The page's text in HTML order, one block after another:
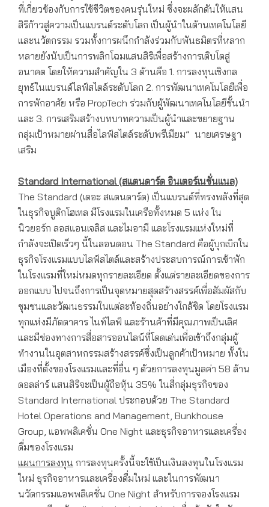
ที่เกี่ยวข้องกับการใช้ชีวิตของคนรุ่นใหม่ ซึ่งจะผลักดันให้แสน
สิริก้าวสู่ความเป็นแบรนด์ระดับโลก เป็นผู้นำในด้านเทคโนโลยี
และนวัตกรรม รวมทั้งการผนึกกำลังร่วมกับพันธมิตรที่หลาก
หลายยังนับเป็นการพลิกโฉมแสนสิริเพื่อสร้างการเติบโตสู่
อนาคต โดยให้ความสำคัญใน 3 ด้านคือ 1. การลงทุนเชิงกล
ยุทธ์ในแบรนด์ไลฟ์สไตล์ระดับโลก 2. การพัฒนาเทคโนโลยีเพื่อ
การพักอาศัย หรือ PropTech ร่วมกับผู้พัฒนาเทคโนโลยีชั้นนำ
และ 3. การเสริมสร้างบทบาทความเป็นผู้นำและขยายฐาน
กลุ่มเป้าหมายผ่านสื่อไลฟ์สไตล์ระดับพรีเมียม” นายเศรษฐา
เสริม
Standard International (สแตนดาร์ด อินเตอร์เนชั่นแนล)
The Standard (เดอะ สแตนดาร์ด) เป็นแบรนด์ที่ทรงพลังที่สุด
ในธุรกิจบูติกโฮเทล มีโรงแรมในเครือทั้งหมด 5 แห่ง ใน
นิวยอร์ก ลอสแอนเจลิส และไมอามี และโรงแรมแห่งใหม่ที่
กำลังจะเปิดเร็วๆ นี้ในลอนดอน The Standard คือผู้บุกเบิกใน
ธุรกิจโรงแรมแบบไลฟ์สไตล์และสร้างประสบการณ์การเข้าพัก
ในโรงแรมที่ใหม่หมดทุกรายละเอียด ตั้งแต่รายละเอียดของการ
ออกแบบ ไปจนถึงการเป็นจุดหมายสุดสร้างสรรค์เพื่อสัมผัสกับ
ชุมชนและวัฒนธรรมในแต่ละท้องถิ่นอย่างใกล้ชิด โดยโรงแรม
ทุกแห่งมีภัตตาคาร ไนท์ไลฟ์ และร้านค้าที่มีคุณภาพเป็นเลิศ
และมีช่องทางการสื่อสารออนไลน์ที่โดดเด่นเพื่อเข้าถึงกลุ่มผู้
ทำงานในอุตสาหกรรมสร้างสรรค์ซึ่งเป็นลูกค้าเป้าหมาย ทั้งใน
เมืองที่ตั้งของโรงแรมและที่อื่น ๆ ด้วยการลงทุนมูลค่า 58 ล้าน
ดอลล่าร์ แสนสิริจะเป็นผู้ถือหุ้น 35% ในสี่กลุ่มธุรกิจของ
Standard International ประกอบด้วย The Standard
Hotel Operations and Management, Bunkhouse
Group, แอพพลิเคชั่น One Night และธุรกิจอาหารและเครื่อง
ดื่มของโรงแรม
แผนการลงทุน การลงทุนครั้งนี้จะใช้เป็นเงินลงทุนในโรงแรม
ใหม่ ธุรกิจอาหารและเครื่องดื่มใหม่ และในการพัฒนา
นวัตกรรมแอพพลิเคชั่น One Night สำหรับการจองโรงแรม